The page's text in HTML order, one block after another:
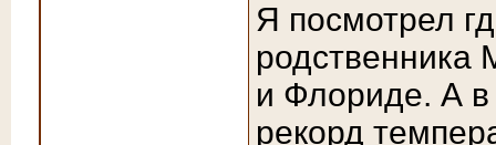
Я посмотрел
родственника
и Флориде. А
рекорд